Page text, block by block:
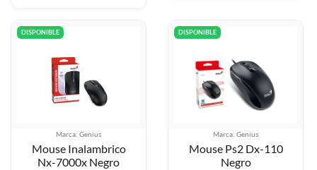
DISPONIBLE
Marca: Genius
Mouse Inalambrico
Nx-7000x Negro
DISPONIBLE
Marca: Genius
Mouse Ps2 Dx-110
Negro